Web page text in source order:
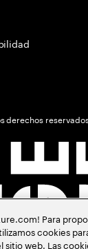
derechos
Para
cookies
web. Las